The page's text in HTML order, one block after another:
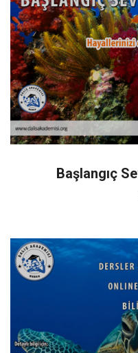
Başlangıç